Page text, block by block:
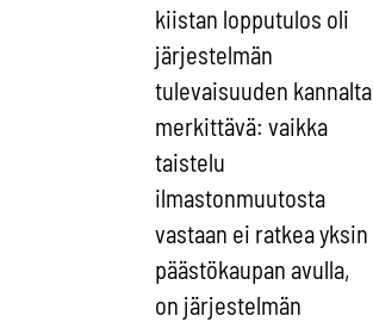
kiistan lopputulos oli
järjestelmän
tulevaisuuden kannalta
merkittävä: vaikka
taistelu
ilmastonmuutosta
vastaan ei ratkea yksin
päästökaupan avulla,
on järjestelmän